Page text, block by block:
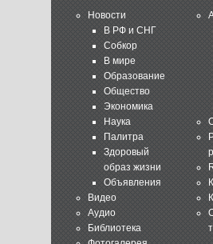
Новости
В РФ и СНГ
Собкор
В мире
Образование
Общество
Экономика
Наука
Палитра
Здоровый
образ жизни
Объявления
Видео
Аудио
Библиотека